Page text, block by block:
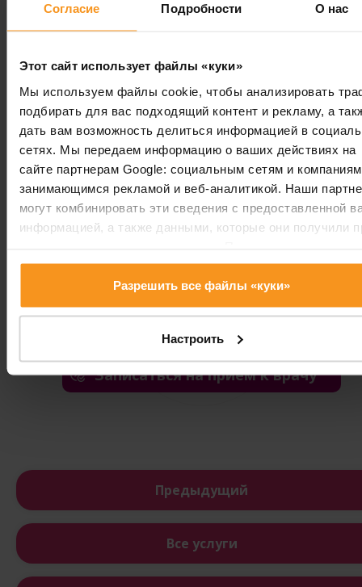
Согласие Подробности О нас
Этот сайт использует файлы «куки»
Мы используем файлы cookie, чтобы анализировать
подбирать для вас подходящий контент и рекламу, а
дать вам возможность делиться информацией в
сетях. Мы передаем информацию о ваших действиях на
сайте партнерам Google: социальным сетям и
занимающимся рекламой и веб-аналитикой. Наши
могут комбинировать эти сведения с предоставленной
информацией, а также данными, которые они получили
наш сайт, вы соглашаетесь на использование нами куки-
Разрешить все файлы «куки»
Настроить
Информацию о лазерном лечении храпа
Oтоларингология
УСЛУГИ
ЦЕНА
Консультация
специалиста
28 000 HUF
Обсуждение результатов
22 000 HUF
Записаться на прием к врачу
Предыдущий
Все услуги